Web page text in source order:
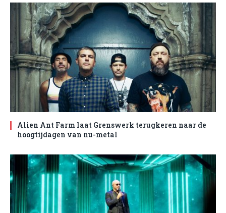
Alien Ant Farm laat Grenswerk terugkeren naar de
hoogtijdagen van nu-metal